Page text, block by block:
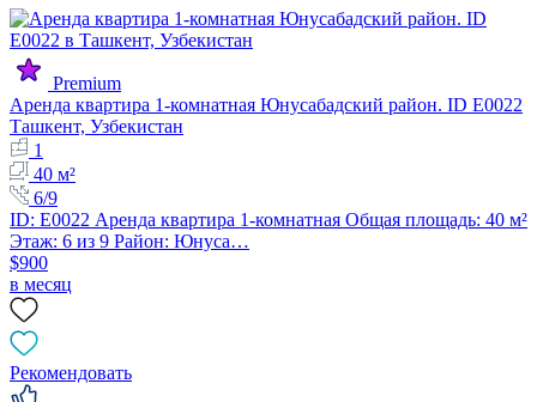
Premium
Аренда квартира 1-комнатная Юнусабадский район. ID E0022
Ташкент, Узбекистан
1
40 м²
6/9
ID: E0022 Аренда квартира 1-комнатная Общая площадь: 40 м²
Этаж: 6 из 9 Район: Юнуса…
$900
в месяц
Рекомендовать